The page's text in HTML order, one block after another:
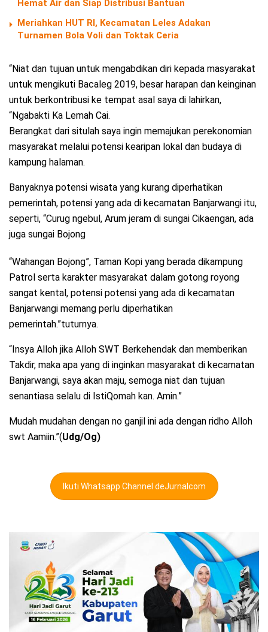
Hemat Air dan Siap Distribusi Bantuan
Meriahkan HUT RI, Kecamatan Leles Adakan
Turnamen Bola Voli dan Toktak Ceria
“Niat dan tujuan untuk mengabdikan diri kepada masyarakat
untuk mengikuti Bacaleg 2019, besar harapan dan keinginan
untuk berkontribusi ke tempat asal saya di lahirkan,
“Ngabakti Ka Lemah Cai.
Berangkat dari situlah saya ingin memajukan perekonomian
masyarakat melalui potensi kearipan lokal dan budaya di
kampung halaman.
Banyaknya potensi wisata yang kurang diperhatikan
pemerintah, potensi yang ada di kecamatan Banjarwangi itu,
seperti, “Curug ngebul, Arum jeram di sungai Cikaengan, ada
juga sungai Bojong
“Wahangan Bojong”, Taman Kopi yang berada dikampung
Patrol serta karakter masyarakat dalam gotong royong
sangat kental, potensi potensi yang ada di kecamatan
Banjarwangi memang perlu diperhatikan
pemerintah.”tuturnya.
“Insya Alloh jika Alloh SWT Berkehendak dan memberikan
Takdir, maka apa yang di inginkan masyarakat di kecamatan
Banjarwangi, saya akan maju, semoga niat dan tujuan
senantiasa selalu di IstiQomah kan. Amin.”
Mudah mudahan dengan no ganjil ini ada dengan ridho Alloh
swt Aamiin.”(Udg/Og)
Ikuti Whatsapp Channel deJurnalcom